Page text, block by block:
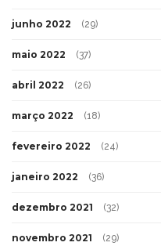
junho 2022 (29)
maio 2022 (37)
abril 2022 (26)
março 2022 (18)
fevereiro 2022 (24)
janeiro 2022 (36)
dezembro 2021 (32)
novembro 2021 (29)